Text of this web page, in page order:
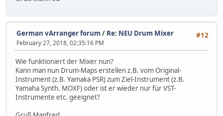
#12
German vArranger forum / Re: NEU Drum Mixer
February 27, 2018, 02:35:16 PM
Wie funktioniert der Mixer nun?
Kann man nun Drum-Maps erstellen z.B. vom Original-
Instrument (z.B. Yamaka PSR) zum Ziel-Instrument (z.B.
Yamaha Synth. MOXF) oder ist er wieder nur für VST-
Instrumente etc. geeignet?